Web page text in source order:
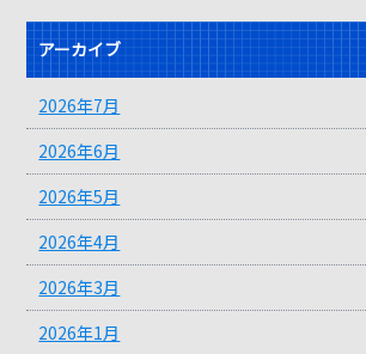
アーカイブ
2026年7月
2026年6月
2026年5月
2026年4月
2026年3月
2026年1月